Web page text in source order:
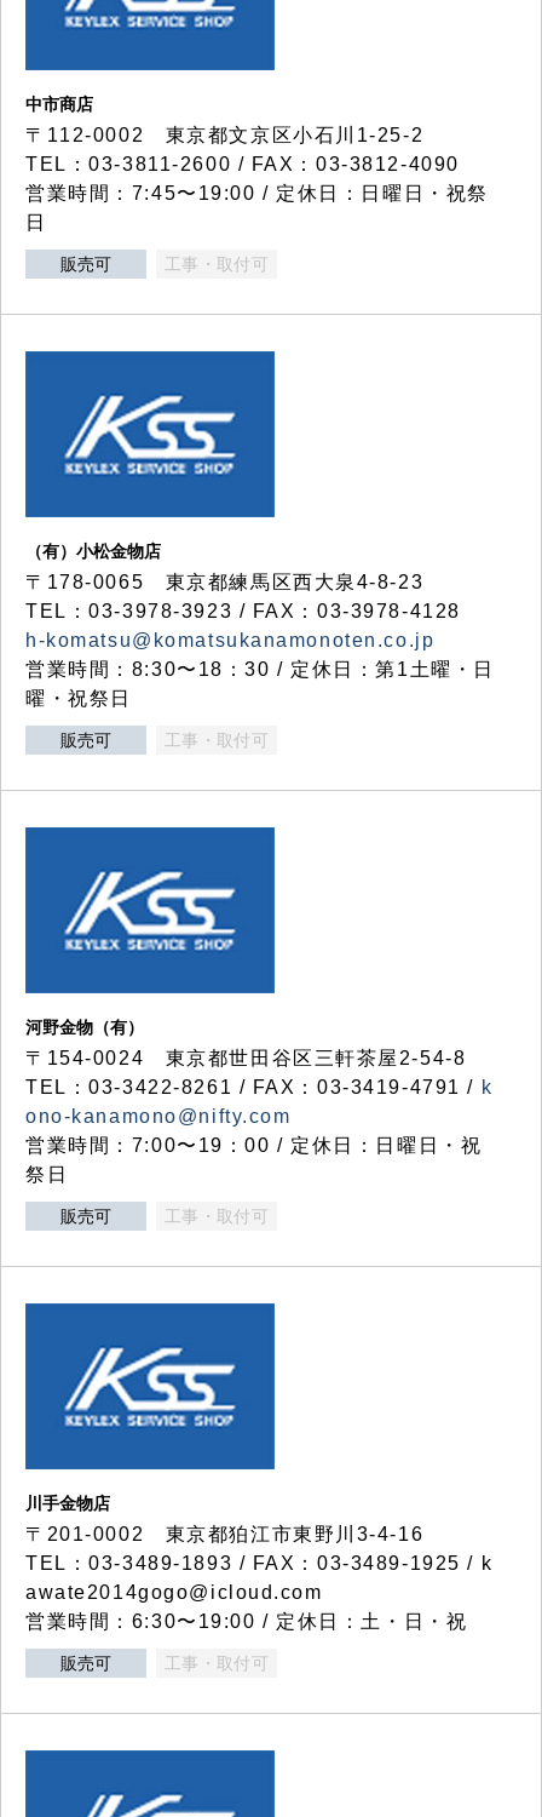
中市商店
〒112-0002 東京都文京区小石川1-25-2
TEL：03-3811-2600 / FAX：03-3812-4090
営業時間：7:45〜19:00 / 定休日：日曜日・祝祭
日
販売可 工事・取付可
（有）小松金物店
〒178-0065 東京都練馬区西大泉4-8-23
TEL：03-3978-3923 / FAX：03-3978-4128
h-komatsu@komatsukanamonoten.co.jp
営業時間：8:30〜18：30 / 定休日：第1土曜・日
曜・祝祭日
販売可 工事・取付可
河野金物（有）
〒154-0024 東京都世田谷区三軒茶屋2-54-8
TEL：03-3422-8261 / FAX：03-3419-4791 / k
ono-kanamono@nifty.com
営業時間：7:00〜19：00 / 定休日：日曜日・祝
祭日
販売可 工事・取付可
川手金物店
〒201-0002 東京都狛江市東野川3-4-16
TEL：03-3489-1893 / FAX：03-3489-1925 / k
awate2014gogo@icloud.com
営業時間：6:30〜19:00 / 定休日：土・日・祝
販売可 工事・取付可